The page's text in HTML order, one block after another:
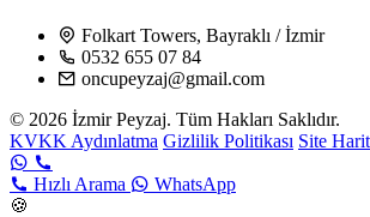
Folkart Towers, Bayraklı / İzmir
0532 655 07 84
oncupeyzaj@gmail.com
© 2026 İzmir Peyzaj. Tüm Hakları Saklıdır.
KVKK Aydınlatma Gizlilik Politikası Site
Hızlı Arama
WhatsApp
🍪